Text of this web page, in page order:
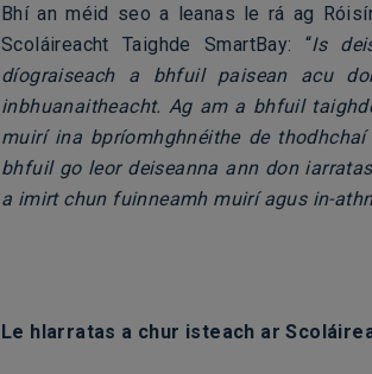
Bhí an méid seo a leanas le rá ag
Scoláireacht Taighde SmartBay: “Is
díograiseach a bhfuil paisean acu
inbhuanaitheacht. Ag am a bhfuil
muirí ina bpríomhghnéithe de
bhfuil go leor deiseanna ann don
a imirt chun fuinneamh muirí agus in-
Le hIarratas a chur isteach ar